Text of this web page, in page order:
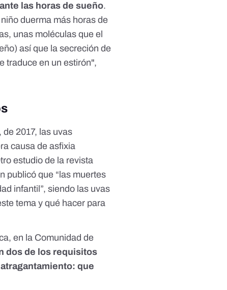
las horas de sueño.
duerma más horas de
, unas moléculas que el
así que la secreción de
traduce en un estirón",
, de 2017, las uvas
causa de asfixia
estudio de la revista
publicó que “las muertes
infantil”, siendo las uvas
tema y qué hacer para
en la Comunidad de
dos de los requisitos
que